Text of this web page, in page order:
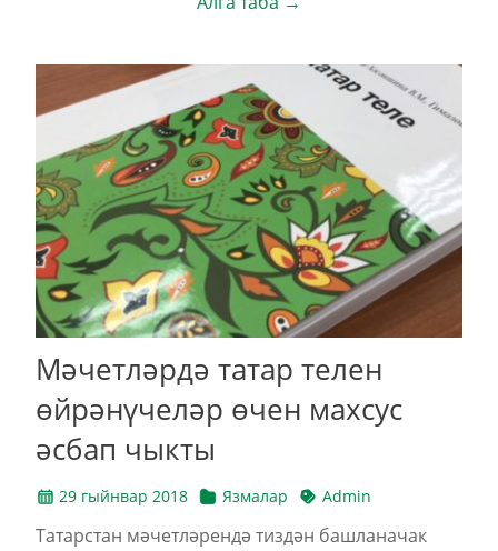
Мәчетләрдә татар телен
өйрәнүчеләр өчен махсус
әсбап чыкты
29 гыйнвар 2018 Язмалар Admin
Татарстан мәчетләрендә тиздән башланачак